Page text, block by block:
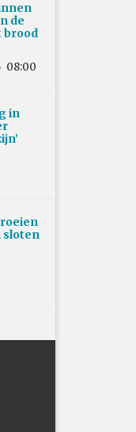
de
brood
08:00
in
sloten